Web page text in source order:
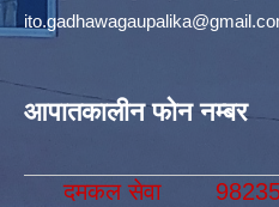
आपातकालीन फोन नम्बर
दमकल सेवा